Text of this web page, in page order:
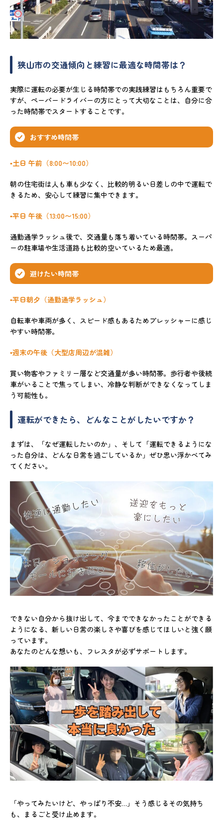
狭山市の交通傾向と練習に最適な時間帯は？
実際に運転の必要が生じる時間帯での実践練習はもちろん重要で
すが、ペーパードライバーの方にとって大切なことは、自分に合
った時間帯でスタートすることです。
おすすめ時間帯
▪️土日 午前（8:00〜10:00）
朝の住宅街は人も車も少なく、比較的明るい日差しの中で運転で
きるため、安心して練習に集中できます。
▪️平日 午後（13:00〜15:00）
通勤通学ラッシュ後で、交通量も落ち着いている時間帯。スーパ
ーの駐車場や生活道路も比較的空いているため最適。
避けたい時間帯
▪️平日朝夕（通勤通学ラッシュ）
自転車や車両が多く、スピード感もあるためプレッシャーに感じ
やすい時間帯。
▪️週末の午後（大型店周辺が混雑）
買い物客やファミリー層など交通量が多い時間帯。歩行者や後続
車がいることで焦ってしまい、冷静な判断ができなくなってしま
う可能性も。
運転ができたら、どんなことがしたいですか？
まずは、「なぜ運転したいのか」、そして「運転できるようにな
った自分は、どんな日常を過ごしているか」ぜひ思い浮かべてみ
てください。
できない自分から抜け出して、今までできなかったことができる
ようになる、新しい日常の楽しさや喜びを感じてほしいと強く願
っています。
あなたのどんな想いも、フレスタが必ずサポートします。
「やってみたいけど、やっぱり不安…」そう感じるその気持ち
も、まるごと受け止めます。